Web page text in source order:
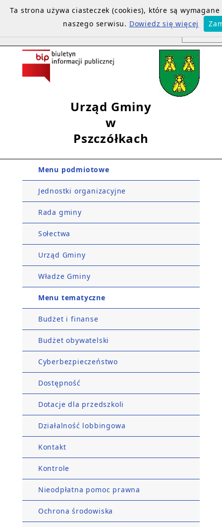
Urząd Gminy
w
Pszczółkach
Menu podmiotowe
Jednostki organizacyjne
Rada gminy
Sołectwa
Urząd Gminy
Władze Gminy
Menu tematyczne
Budżet i finanse
Budżet obywatelski
Cyberbezpieczeństwo
Dostępność
Dotacje dla przedszkoli
Działalność lobbingowa
Kontakt
Kontrole
Nieodpłatna pomoc prawna
Ochrona środowiska
Ta strona używa ciasteczek (cookies), które są
naszego serwisu. Dowiedz się więcej